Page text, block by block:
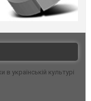
в українській культурі